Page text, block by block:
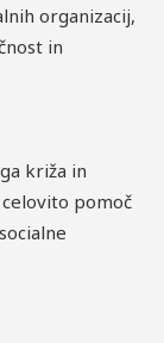
organizacij,
in
križa in
pomoč